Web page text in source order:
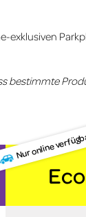
exklusiven
bestimmte
Nur online